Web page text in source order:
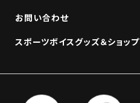
お問い合わせ
スポーツボイスグッズ＆ショップ